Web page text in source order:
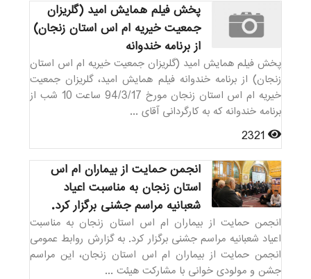
پخش فیلم همایش امید (گلریزان
جمعیت خیریه ام اس استان زنجان)
از برنامه خندوانه
پخش فیلم همایش امید (گلریزان جمعیت خیریه ام اس استان
زنجان) از برنامه خندوانه فیلم همایش امید، گلریزان جمعیت
خیریه ام اس استان زنجان مورخ 94/3/17 ساعت 10 شب از
برنامه خندوانه که به کارگردانی آقای ...
انجمن حمایت از بیماران ام اس
استان زنجان به مناسبت اعیاد
شعبانیه مراسم جشنی برگزار کرد.
انجمن حمایت از بیماران ام اس استان زنجان به مناسبت
اعیاد شعبانیه مراسم جشنی برگزار کرد. به گزارش روابط عمومی
انجمن حمایت از بیماران ام اس استان زنجان، این مراسم
جشن و مولودی خوانی با مشارکت هیئت ...